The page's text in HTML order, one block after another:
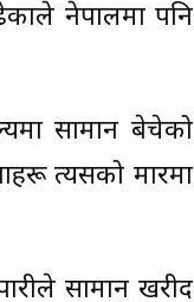
नेपालमा पनि
सामान बेचेको
त्यसको मारमा
सामान खरीद